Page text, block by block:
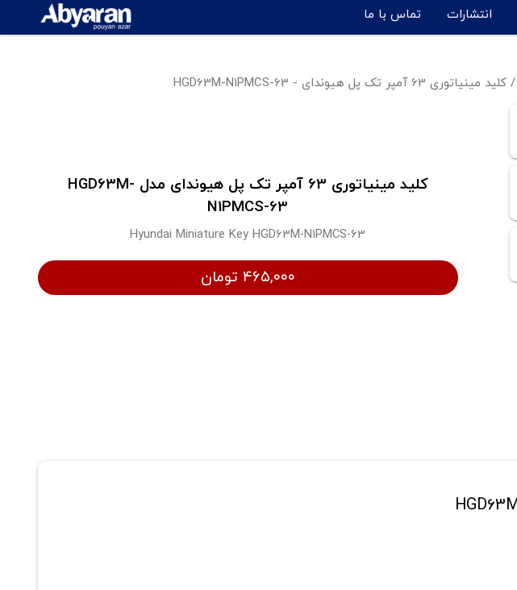
انتشارات تماس با ما
/ کلید مینیاتوری 63 آمپر تک پل هیوندای - HGD63M-N1PMCS-63
کلید مینیاتوری 63 آمپر تک پل هیوندای مدل HGD63M-
N1PMCS-63
Hyundai Miniature Key HGD63M-N1PMCS-63
۴۶۵,۰۰۰ تومان